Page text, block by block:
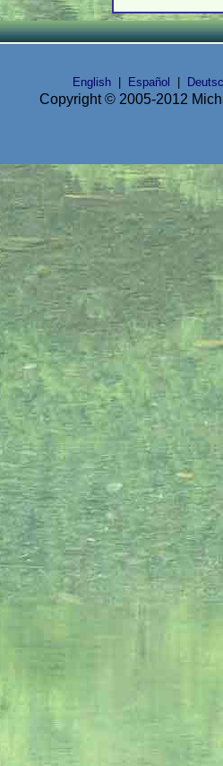
English Español
Copyright © 2005-2012